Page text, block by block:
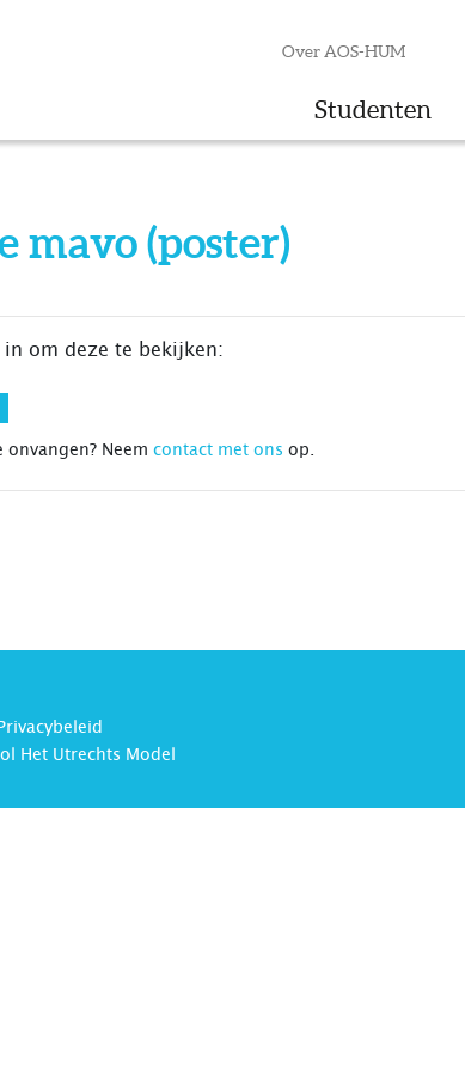
Over AOS-HUM
Studenten
mavo (poster)
om deze te bekijken:
Neem contact met ons op.
Het Utrechts Model